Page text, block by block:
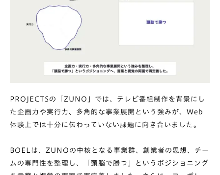
PROJECTSの「ZUNO」 では、テレビ番組制作を背景にし
た企画力や実行力、多角的な事業展開という強みが、Web
体験上では十分に伝わっていない課題に向き合いました。
BOELは、ZUNOの中核となる事業群、創業者の思想、チー
ムの専門性を整理し、「頭脳で勝つ」というポジショニング